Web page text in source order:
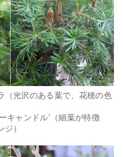
（光沢のある葉で、花穂の色
キャンドル’（細葉が特徴
）